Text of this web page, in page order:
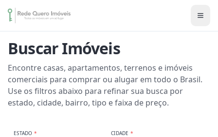
Buscar Imóveis
Encontre casas, apartamentos, terrenos e imóveis
comerciais para comprar ou alugar em todo o Brasil.
Use os filtros abaixo para refinar sua busca por
estado, cidade, bairro, tipo e faixa de preço.
ESTADO * CIDADE *